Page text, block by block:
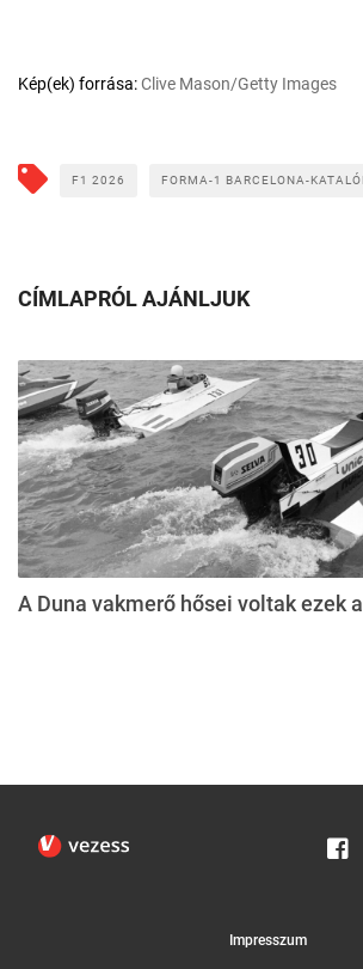
Kép(ek) forrása:Clive Mason/Getty Images
F1 2026 FORMA-1 BARCELONA-
CÍMLAPRÓL AJÁNLJUK
A Duna vakmerő hősei voltak ezek
Impresszum